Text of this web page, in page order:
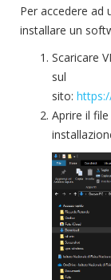
Per accedere ad
installare un
Scaricare
sul
sito:
Aprire il